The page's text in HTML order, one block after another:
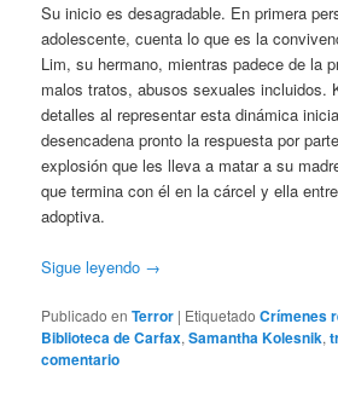
Su inicio es desagradable. En primera
adolescente, cuenta lo que es la
Lim, su hermano, mientras padece de la
malos tratos, abusos sexuales incluidos.
detalles al representar esta dinámica
desencadena pronto la respuesta por
explosión que les lleva a matar a su
que termina con él en la cárcel y ella
adoptiva.
Sigue leyendo →
Publicado en Terror | Etiquetado Crímenes
Biblioteca de Carfax,Samantha Kolesnik,
comentario